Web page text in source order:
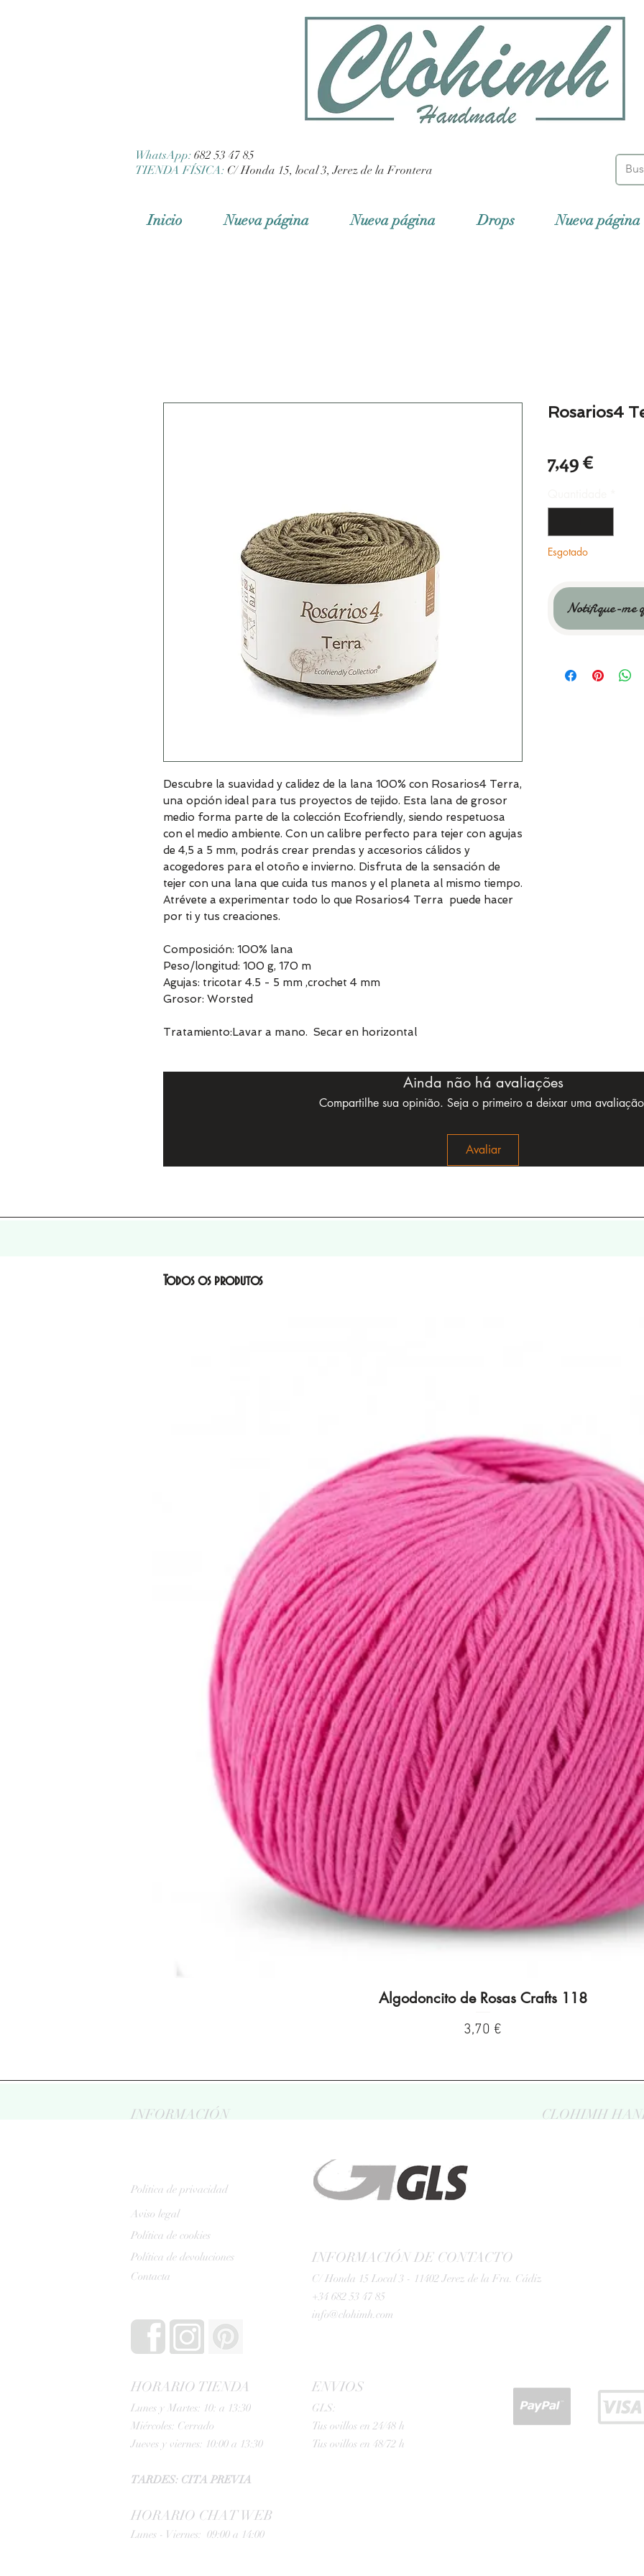
WhatsApp: 682 53 47 85
TIENDA FÍSICA: C/ Honda 15, local 3, Jerez de la Frontera
Inicio Nueva página Nueva página Drops Nueva página
Descubre la suavidad y calidez de la lana 100% con Rosarios4 Terra,
una opción ideal para tus proyectos de tejido. Esta lana de grosor
medio forma parte de la colección Ecofriendly, siendo respetuosa
con el medio ambiente. Con un calibre perfecto para tejer con agujas
de 4,5 a 5 mm, podrás crear prendas y accesorios cálidos y
acogedores para el otoño e invierno. Disfruta de la sensación de
tejer con una lana que cuida tus manos y el planeta al mismo tiempo.
Atrévete a experimentar todo lo que Rosarios4 Terra puede hacer
por ti y tus creaciones.
Composición: 100% lana
Peso/longitud: 100 g, 170 m
Agujas: tricotar 4.5 - 5 mm ,crochet 4 mm
Grosor: Worsted
Tratamiento:Lavar a mano. Secar en horizontal
Rosarios4
7,49 €
Esgotado
Notifique-me
Ainda não há avaliações
Compartilhe sua opinião. Seja o primeiro a deixar uma
Avaliar
Todos os produtos
Visualização rápida
Algodoncito de Rosas Crafts 118
Preço
3,70 €
INFORMACIÓN CLOHIMH
Politica de privacidad
Aviso legal
Política de cookies
Política de devoluciones
Contacta
INFORMACIÓN DE CONTACTO
C/ Honda 15 Local 3 - 11402 Jerez de la Fra. Cádiz
+34 682 53 47 85
info@clohimh.com
HORARIO TIENDA
Lunes y Martes: 10: a 13:30
Miércoles: Cerrado
Jueves y viernes: 10:00 a 13:30
TARDES: CITA PREVIA
HORARIO CHAT WEB
Lunes - Viernes: 09:00 a 14:00
ENVIOS
GLS:
Tus ovillos en 24/48 h
Tus ovillos en 48/72 h